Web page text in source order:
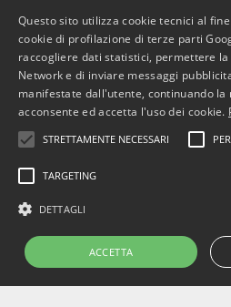
BusinessJus
487 post
http://
Il mondo del Diritto
continua evoluzione
evoluzioni del suo
commerciale cambia con le
cambiamenti, progressi e
concepire strumenti che
efficiente il sistema.
Questo sito utilizza cookie tecnici al
cookie di profilazione di terze parti
raccogliere dati statistici, permettere la
Network e di inviare messaggi
manifestate dall'utente, continuando la
acconsente ed accetta l'uso dei cookie.
STRETTAMENTE NECESSARI
TARGETING
DETTAGLI
ACCETTA